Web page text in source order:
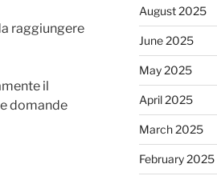
raggiungere
il
domande
August 2025
June 2025
May 2025
April 2025
March 2025
February 2025